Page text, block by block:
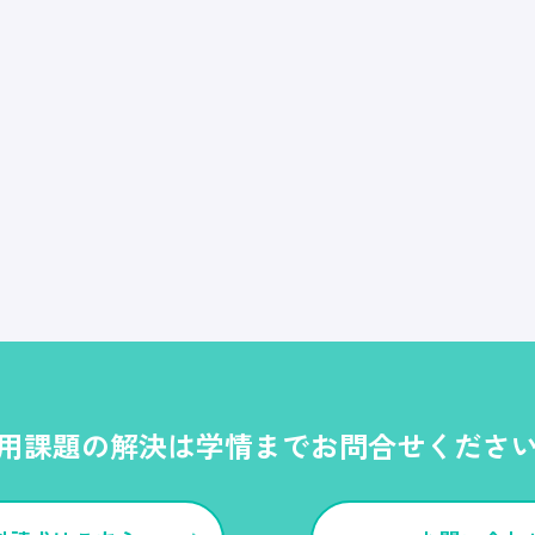
課題の解決は学情までお問合せくださ